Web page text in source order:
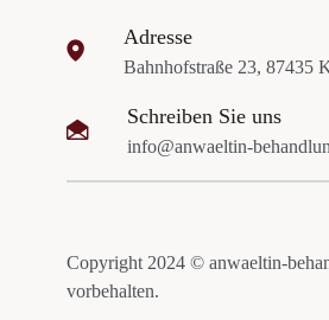
Adresse
Bahnhofstraße 23, 87435
Schreiben Sie uns
info@anwaeltin-
Copyright 2024 © anwaeltin-
vorbehalten.